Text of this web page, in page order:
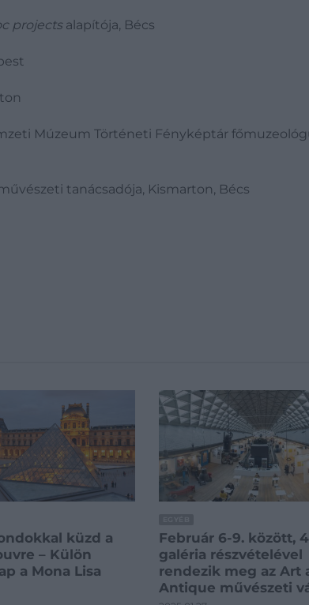
projectsalapítója, Bécs
Múzeum Történeti Fényképtár
tanácsadója, Kismarton, Bécs
küzd a
– Külön
a Mona Lisa
Február 6-9. között,
galéria részvételével
rendezik meg az Art
Antique művészeti